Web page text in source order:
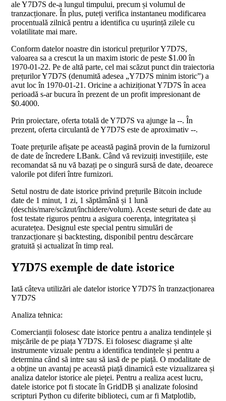
ale Y7D7S de-a lungul timpului, precum și volumul de
tranzacționare. În plus, puteți verifica instantaneu modificarea
procentuală zilnică pentru a identifica cu ușurință zilele cu
volatilitate mai mare.
Conform datelor noastre din istoricul prețurilor Y7D7S,
valoarea sa a crescut la un maxim istoric de peste $1.00 în
1970-01-22. Pe de altă parte, cel mai scăzut punct din traiectoria
prețurilor Y7D7S (denumită adesea „Y7D7S minim istoric”) a
avut loc în 1970-01-21. Oricine a achiziționat Y7D7S în acea
perioadă s-ar bucura în prezent de un profit impresionant de
$0.4000.
Prin proiectare, oferta totală de Y7D7S va ajunge la --. În
prezent, oferta circulantă de Y7D7S este de aproximativ --.
Toate prețurile afișate pe această pagină provin de la furnizorul
de date de încredere LBank. Când vă revizuiți investițiile, este
recomandat să nu vă bazați pe o singură sursă de date, deoarece
valorile pot diferi între furnizori.
Setul nostru de date istorice privind prețurile Bitcoin include
date de 1 minut, 1 zi, 1 săptămână și 1 lună
(deschis/mare/scăzut/închidere/volum). Aceste seturi de date au
fost testate riguros pentru a asigura coerența, integritatea și
acuratețea. Designul este special pentru simulări de
tranzacționare și backtesting, disponibil pentru descărcare
gratuită și actualizat în timp real.
Y7D7S exemple de date istorice
Iată câteva utilizări ale datelor istorice Y7D7S în tranzacționarea
Y7D7S
Analiza tehnica:
Comercianții folosesc date istorice pentru a analiza tendințele și
mișcările de pe piața Y7D7S. Ei folosesc diagrame și alte
instrumente vizuale pentru a identifica tendințele și pentru a
determina când să intre sau să iasă de pe piață. O modalitate de
a obține un avantaj pe această piață dinamică este vizualizarea și
analiza datelor istorice ale pieței. Pentru a realiza acest lucru,
datele istorice pot fi stocate în GridDB și analizate folosind
scripturi Python cu diferite biblioteci, cum ar fi Matplotlib,